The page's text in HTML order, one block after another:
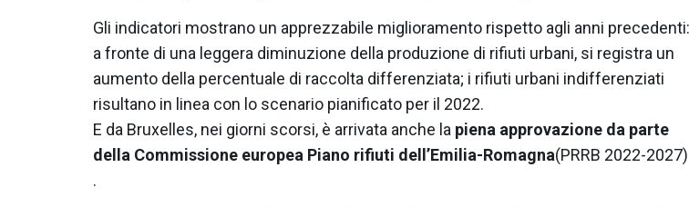
Gli indicatori mostrano un apprezzabile miglioramento rispetto agli anni precedenti:
a fronte di una leggera diminuzione della produzione di rifiuti urbani, si registra un
aumento della percentuale di raccolta differenziata; i rifiuti urbani indifferenziati
risultano in linea con lo scenario pianificato per il 2022.
E da Bruxelles, nei giorni scorsi, è arrivata anche la piena approvazione da parte
della Commissione europea Piano rifiuti dell’Emilia-Romagna(PRRB 2022-2027)
.